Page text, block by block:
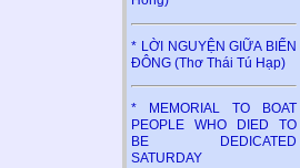
* LỜI NGUYỆN GIỮA BIỂN
ĐÔNG (Thơ Thái Tú Hạp)
* MEMORIAL TO BOAT
PEOPLE WHO DIED TO
BE DEDICATED
SATURDAY